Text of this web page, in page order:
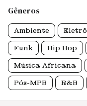
Gêneros
Ambiente
Funk Hip Hop
Música Africana
Pós-MPB R&B